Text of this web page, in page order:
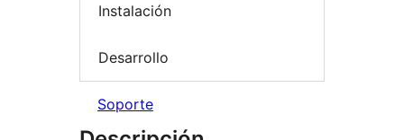
Instalación
Desarrollo
Soporte